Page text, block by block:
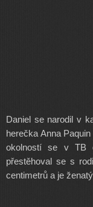
Daniel se narodil v
herečka Anna
okolností se v TB
přestěhoval se s
centimetrů a je